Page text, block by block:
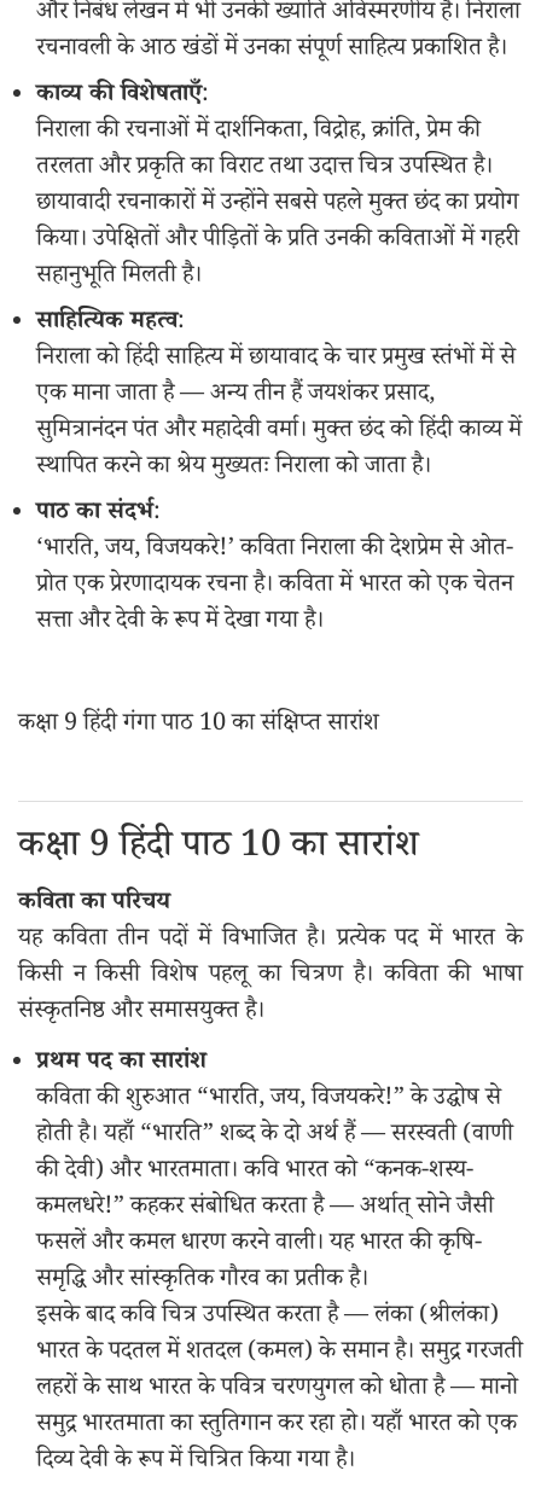
और निबंध लेखन में भी उनकी ख्याति अविस्मरणीय है। निराला
रचनावली के आठ खंडों में उनका संपूर्ण साहित्य प्रकाशित है।
काव्य की विशेषताएँ:
निराला की रचनाओं में दार्शनिकता, विद्रोह, क्रांति, प्रेम की
तरलता और प्रकृति का विराट तथा उदात्त चित्र उपस्थित है।
छायावादी रचनाकारों में उन्होंने सबसे पहले मुक्त छंद का प्रयोग
किया। उपेक्षितों और पीड़ितों के प्रति उनकी कविताओं में गहरी
सहानुभूति मिलती है।
साहित्यिक महत्व:
निराला को हिंदी साहित्य में छायावाद के चार प्रमुख स्तंभों में से
एक माना जाता है — अन्य तीन हैं जयशंकर प्रसाद,
सुमित्रानंदन पंत और महादेवी वर्मा। मुक्त छंद को हिंदी काव्य में
स्थापित करने का श्रेय मुख्यतः निराला को जाता है।
पाठ का संदर्भ:
‘भारति, जय, विजयकरे!’ कविता निराला की देशप्रेम से ओत-
प्रोत एक प्रेरणादायक रचना है। कविता में भारत को एक चेतन
सत्ता और देवी के रूप में देखा गया है।
कक्षा 9 हिंदी गंगा पाठ 10 का संक्षिप्त सारांश
कक्षा 9 हिंदी पाठ 10 का सारांश
कविता का परिचय
यह कविता तीन पदों में विभाजित है। प्रत्येक पद में भारत के
किसी न किसी विशेष पहलू का चित्रण है। कविता की भाषा
संस्कृतनिष्ठ और समासयुक्त है।
प्रथम पद का सारांश
कविता की शुरुआत “भारति, जय, विजयकरे!” के उद्घोष से
होती है। यहाँ “भारति” शब्द के दो अर्थ हैं — सरस्वती (वाणी
की देवी) और भारतमाता। कवि भारत को “कनक-शस्य-
कमलधरे!” कहकर संबोधित करता है — अर्थात् सोने जैसी
फसलें और कमल धारण करने वाली। यह भारत की कृषि-
समृद्धि और सांस्कृतिक गौरव का प्रतीक है।
इसके बाद कवि चित्र उपस्थित करता है — लंका (श्रीलंका)
भारत के पदतल में शतदल (कमल) के समान है। समुद्र गरजती
लहरों के साथ भारत के पवित्र चरणयुगल को धोता है — मानो
समुद्र भारतमाता का स्तुतिगान कर रहा हो। यहाँ भारत को एक
दिव्य देवी के रूप में चित्रित किया गया है।